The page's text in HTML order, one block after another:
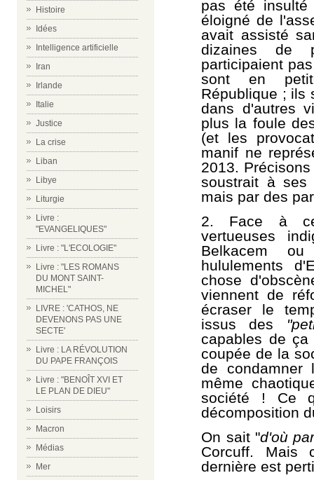
Histoire
Idées
Intelligence artificielle
Iran
Irlande
Italie
Justice
La crise
Liban
Libye
Liturgie
Livre :
"EVANGELIQUES"
Livre : "L'ECOLOGIE"
Livre : "LES ROMANS
DU MONT SAINT-
MICHEL"
LIVRE : 'CATHOS, NE
DEVENONS PAS UNE
SECTE'
Livre : LA RÉVOLUTION
DU PAPE FRANÇOIS
Livre : "BENOÎT XVI ET
LE PLAN DE DIEU"
Loisirs
Macron
Médias
Mer
pas été insulté
éloigné de
avait assisté
dizaines de
participaient
sont en
République ; ils
dans d'autres
plus la foule
(et les
manif ne
2013.
soustrait à ses
mais par des
2. Face à
vertueuses
Belkacem
hululements
chose
viennent de
écraser le
issus des
capables de ça
coupée de la
de condamner
même
société ! Ce
décomposition
On sait "d'où
Corcuff. Mais
dernière est